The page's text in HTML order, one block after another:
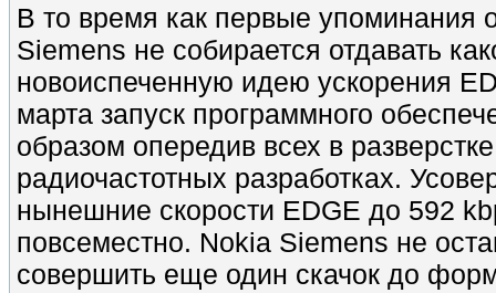
В то время как первые
Siemens не собирается отдавать
новоиспеченную идею ускорения
марта запуск программного
образом опередив всех в
радиочастотных разработках.
нынешние скорости EDGE до 592
повсеместно. Nokia Siemens не
совершить еще один скачок до